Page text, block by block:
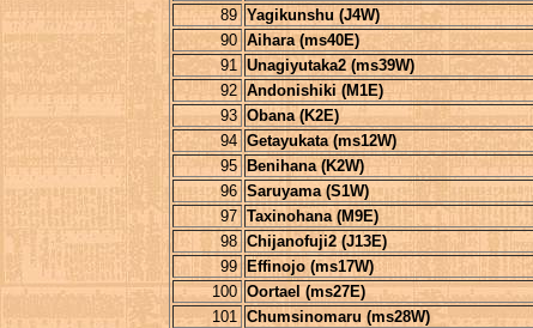
89 Yagikunshu (J4W)
90 Aihara (ms40E)
91 Unagiyutaka2 (ms39W)
92 Andonishiki (M1E)
93 Obana (K2E)
94 Getayukata (ms12W)
95
Benihana (K2W)
96 Saruyama (S1W)
97 Taxinohana (M9E)
98 Chijanofuji2 (J13E)
99
Effinojo (ms17W)
100 Oortael (ms27E)
101 Chumsinomaru (ms28W)